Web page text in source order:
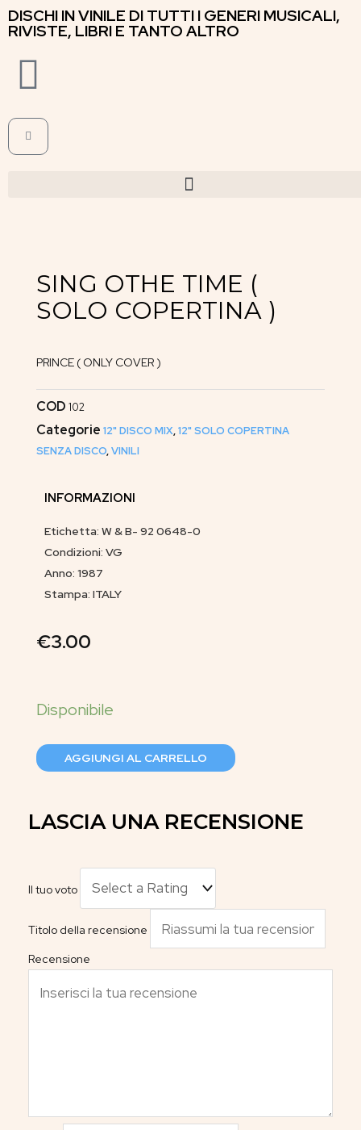
DISCHI IN VINILE DI TUTTI I GENERI MUSICALI,
RIVISTE, LIBRI E TANTO ALTRO
SING OTHE TIME (
SOLO COPERTINA )
PRINCE ( ONLY COVER )
COD 102
Categorie 12" DISCO MIX,12" SOLO COPERTINA
SENZA DISCO,VINILI
INFORMAZIONI
Etichetta: W & B- 92 0648-0
Condizioni: VG
Anno: 1987
Stampa: ITALY
€3.00
AGGIUNGI AL CARRELLO
LASCIA UNA RECENSIONE
Il tuo voto
Titolo della recensione
Recensione